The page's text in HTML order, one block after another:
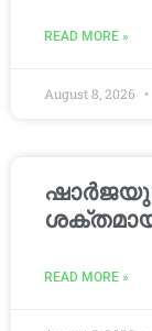
READ MORE »
August 8, 2026
READ MORE »